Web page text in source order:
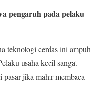
pengaruh pada pelaku
teknologi cerdas ini ampuh
usaha kecil sangat
pasar jika mahir membaca